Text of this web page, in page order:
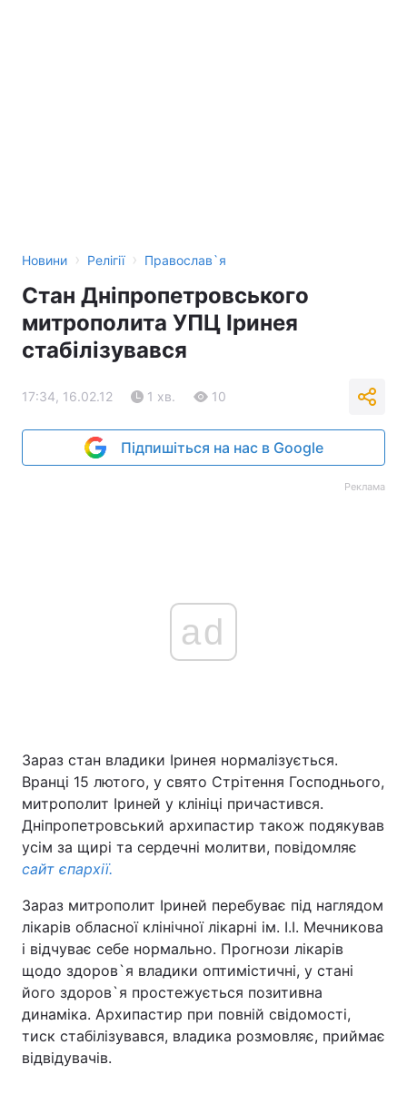
Новини › Релігії › Православ`я
Стан Дніпропетровського
митрополита УПЦ Іринея
стабілізувався
17:34, 16.02.12 1 хв. 10
Підпишіться на нас в Google
Реклама
ad
Зараз стан владики Іринея нормалізується.
Вранці 15 лютого, у свято Стрітення Господнього,
митрополит Іриней у клініці причастився.
Дніпропетровський архипастир також подякував
усім за щирі та сердечні молитви, повідомляє
сайт єпархії.
Зараз митрополит Іриней перебуває під наглядом
лікарів обласної клінічної лікарні ім. І.І. Мечникова
і відчуває себе нормально. Прогнози лікарів
щодо здоров`я владики оптимістичні, у стані
його здоров`я простежується позитивна
динаміка. Архипастир при повній свідомості,
тиск стабілізувався, владика розмовляє, приймає
відвідувачів.